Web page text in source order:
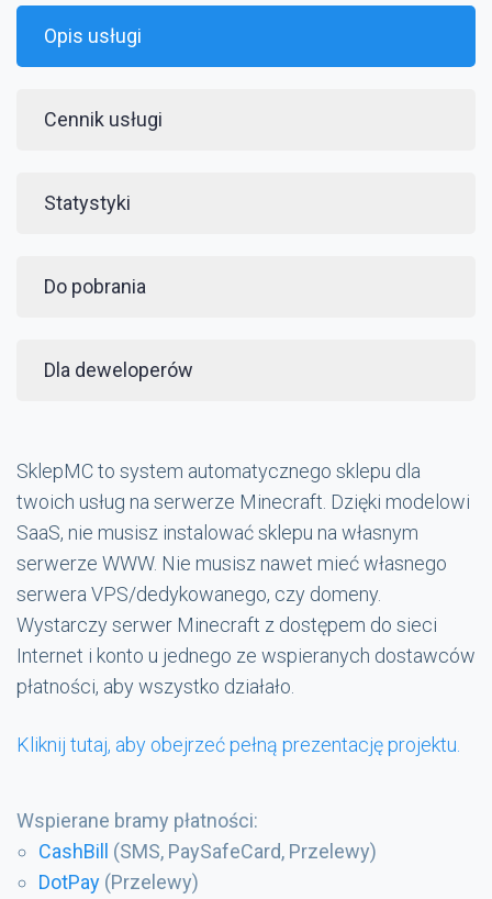
Opis usługi
Cennik usługi
Statystyki
Do pobrania
Dla deweloperów
SklepMC to system automatycznego sklepu dla
twoich usług na serwerze Minecraft. Dzięki modelowi
SaaS, nie musisz instalować sklepu na własnym
serwerze WWW. Nie musisz nawet mieć własnego
serwera VPS/dedykowanego, czy domeny.
Wystarczy serwer Minecraft z dostępem do sieci
Internet i konto u jednego ze wspieranych dostawców
płatności, aby wszystko działało.
Kliknij tutaj, aby obejrzeć pełną prezentację projektu.
Wspierane bramy płatności:
CashBill
(SMS, PaySafeCard, Przelewy)
DotPay (Przelewy)